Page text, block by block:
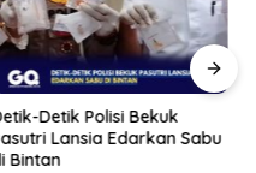
Bupati Iskandarsyah Hadiri
Peletakan Batu Pertama
Revitalisasi Gedung BPS